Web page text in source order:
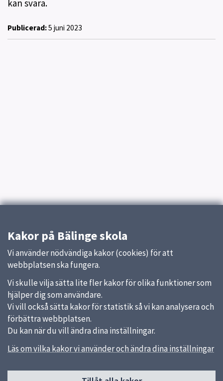
kan svara.
Publicerad:5 juni 2023
Kakor på Bälinge skola
Vi använder nödvändiga kakor (cookies) för att
webbplatsen ska fungera.
Vi skulle vilja sätta lite fler kakor för olika funktioner som
hjälper dig som användare.
Vi vill också sätta kakor för statistik så vi kan analysera och
förbättra webbplatsen.
Du kan när du vill ändra dina inställningar.
Läs om vilka kakor vi använder och ändra dina inställningar